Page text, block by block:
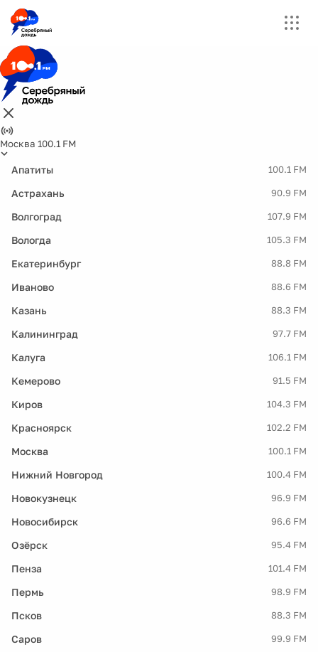
Москва 100.1 FM
Апатиты 100.1 FM
Астрахань 90.9 FM
Волгоград 107.9 FM
Вологда 105.3 FM
Екатеринбург 88.8 FM
Иваново 88.6 FM
Казань 88.3 FM
Калининград 97.7 FM
Калуга 106.1 FM
Кемерово 91.5 FM
Киров 104.3 FM
Красноярск 102.2 FM
Москва 100.1 FM
Нижний Новгород 100.4 FM
Новокузнецк 96.9 FM
Новосибирск 96.6 FM
Озёрск 95.4 FM
Пенза 101.4 FM
Пермь 98.9 FM
Псков 88.3 FM
Саров 99.9 FM